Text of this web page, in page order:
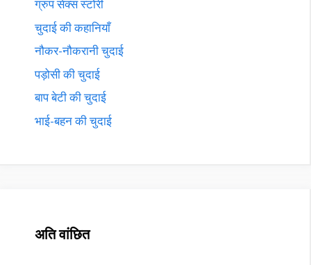
ग्रुप सेक्स स्टोरी
चुदाई की कहानियाँ
नौकर-नौकरानी चुदाई
पड़ोसी की चुदाई
बाप बेटी की चुदाई
भाई-बहन की चुदाई
अति वांछित